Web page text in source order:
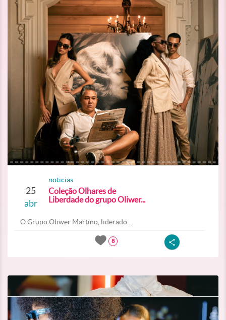
25
abr
noticias
Coleção Olhares de
Liberdade do grupo Oliwer...
O Grupo Oliwer Martino, liderado...
8